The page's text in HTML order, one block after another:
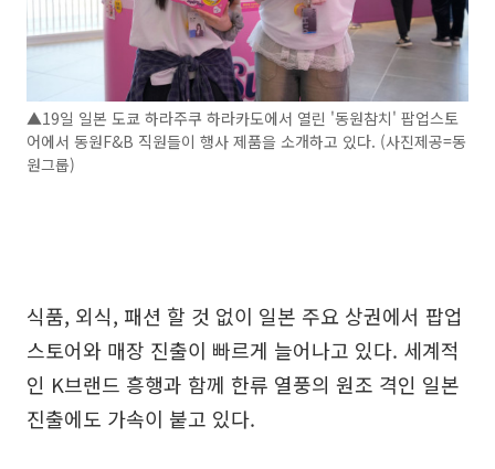
▲19일 일본 도쿄 하라주쿠 하라카도에서 열린 '동원참치' 팝업스토
어에서 동원F&B 직원들이 행사 제품을 소개하고 있다. (사진제공=동
원그룹)
식품, 외식, 패션 할 것 없이 일본 주요 상권에서 팝업
스토어와 매장 진출이 빠르게 늘어나고 있다. 세계적
인 K브랜드 흥행과 함께 한류 열풍의 원조 격인 일본
진출에도 가속이 붙고 있다.